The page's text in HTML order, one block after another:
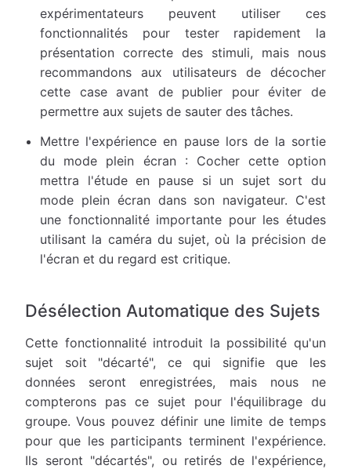
expérimentateurs peuvent utiliser ces
fonctionnalités pour tester rapidement la
présentation correcte des stimuli, mais nous
recommandons aux utilisateurs de décocher
cette case avant de publier pour éviter de
permettre aux sujets de sauter des tâches.
Mettre l'expérience en pause lors de la sortie
du mode plein écran : Cocher cette option
mettra l'étude en pause si un sujet sort du
mode plein écran dans son navigateur. C'est
une fonctionnalité importante pour les études
utilisant la caméra du sujet, où la précision de
l'écran et du regard est critique.
Désélection Automatique des Sujets
Cette fonctionnalité introduit la possibilité qu'un
sujet soit "décarté", ce qui signifie que les
données seront enregistrées, mais nous ne
compterons pas ce sujet pour l'équilibrage du
groupe. Vous pouvez définir une limite de temps
pour que les participants terminent l'expérience.
Ils seront "décartés", ou retirés de l'expérience,